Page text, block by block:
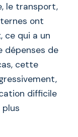
le transport,
ont
ce qui a un
de
cette
difficile